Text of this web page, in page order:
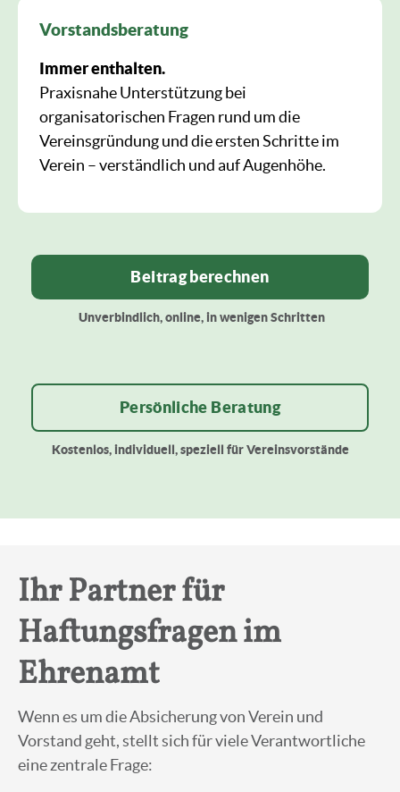
Vorstandsberatung
Immer enthalten.
Praxisnahe Unterstützung bei
organisatorischen Fragen rund um die
Vereinsgründung und die ersten Schritte im
Verein – verständlich und auf Augenhöhe.
Beitrag berechnen
Unverbindlich, online, in wenigen Schritten
Persönliche Beratung
Kostenlos, individuell, speziell für Vereinsvorstände
Ihr Partner für
Haftungsfragen im
Ehrenamt
Wenn es um die Absicherung von Verein und
Vorstand geht, stellt sich für viele Verantwortliche
eine zentrale Frage: